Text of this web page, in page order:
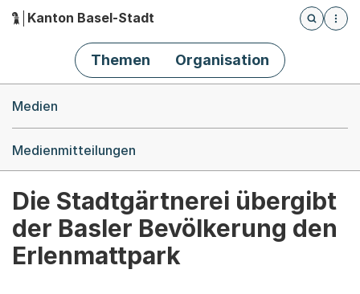
Hauptnavigation
Kanton Basel-Stadt
Öffnet
Themen Organisation
Medien
Medienmitteilungen
Die Stadtgärtnerei übergibt
der Basler Bevölkerung den
Erlenmattpark